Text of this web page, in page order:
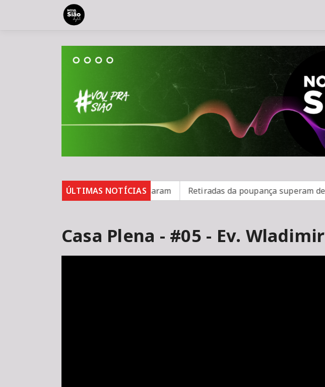
ÚLTIMAS NOTÍCIAS
de sarampo; 16 não se vacinaram Retiradas da poupança superam
Casa Plena - #05 - Ev. Wladimir